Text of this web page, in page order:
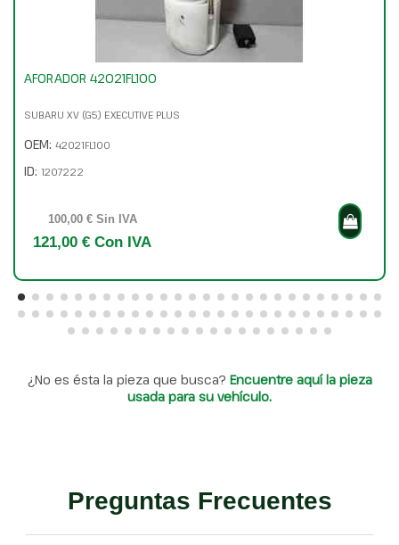
AFORADOR 42021FL100
SUBARU XV (G5) EXECUTIVE PLUS
OEM: 42021FL100
ID: 1207222
100,00 € Sin IVA
121,00 € Con IVA
¿No es ésta la pieza que busca? Encuentre aquí la pieza
usada para su vehículo.
Preguntas Frecuentes